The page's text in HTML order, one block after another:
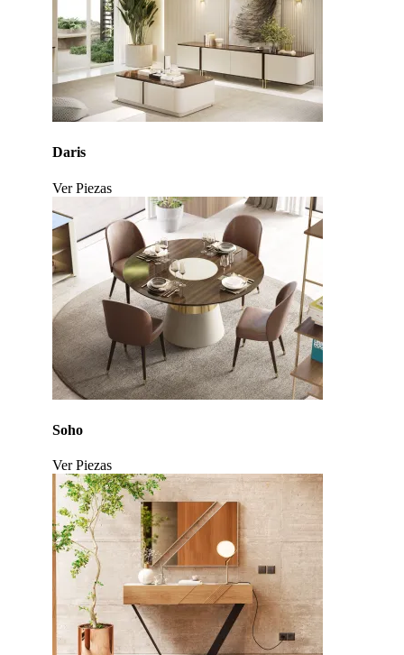
Daris
Ver Piezas
Soho
Ver Piezas
Click to enlarge